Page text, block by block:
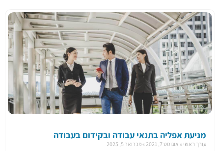
מניעת אפליה בתנאי עבודה ובקידום בעבודה
עורך ראשי אוגוסט 7, 2021 פברואר 5, 2025